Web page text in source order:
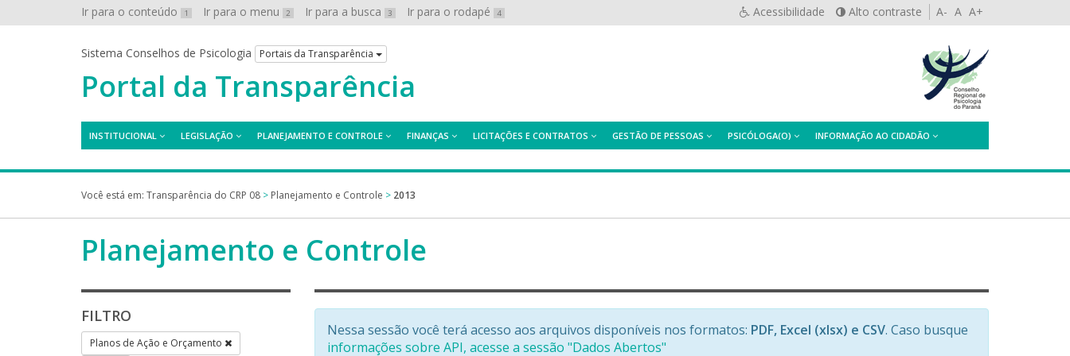
Ir para o conteúdo 1 Ir para o menu 2 Ir para a busca 3 Ir para o rodapé 4 Acessibilidade Alto contraste A- A A+
Sistema Conselhos de Psicologia Portais da Transparência
Portal da Transparência
INSTITUCIONAL LEGISLAÇÃO PLANEJAMENTO E CONTROLE FINANÇAS LICITAÇÕES E CONTRATOS GESTÃO DE PESSOAS PSICÓLOGA(O) INFORMAÇÃO AO CIDADÃO
Você está em: Transparência do CRP 08 > Planejamento e Controle > 2013
Planejamento e Controle
FILTRO
Planos de Ação e Orçamento
Nessa sessão você terá acesso aos arquivos disponíveis nos formatos: PDF, Excel (xlsx) e CSV. Caso busque
informações sobre API, acesse a sessão "Dados Abertos"